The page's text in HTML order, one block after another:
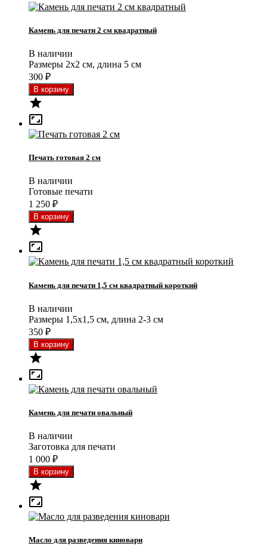
Камень для печати 2 см квадратный
В наличии
Размеры 2x2 см, длина 5 см
300 ₽


Печать готовая 2 см
В наличии
Готовые печати
1 250 ₽


Камень для печати 1,5 см квадратный короткий
В наличии
Размеры 1,5x1,5 см, длина 2-3 см
350 ₽


Камень для печати овальный
В наличии
Заготовка для печати
1 000 ₽


Масло для разведения киновари